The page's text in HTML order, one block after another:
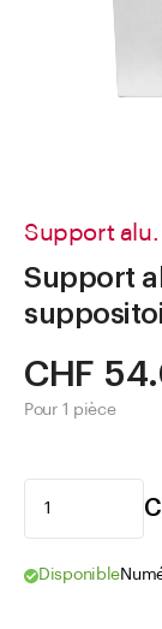
Support
Support
CHF
Pour 1 pièce
Disponible